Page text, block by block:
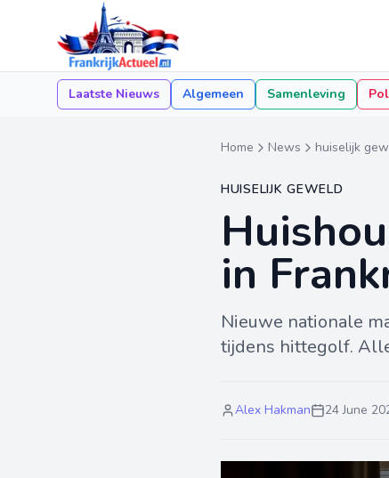
Laatste Nieuws Algemeen Samenleving
Home News huiselijk
HUISELIJK GEWELD
in
Nieuwe nationale
tijdens hittegolf.
Alex Hakman 24 June